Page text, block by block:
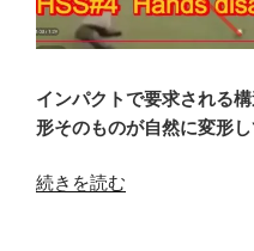
インパクトで要求される
形そのものが自然に変形
“パ
続きを読む